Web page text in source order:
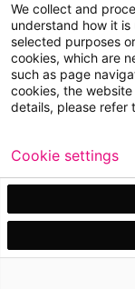
We collect and
understand how it
selected purposes
cookies, which are
such as page
cookies, the
details, please refer
Cookie settings